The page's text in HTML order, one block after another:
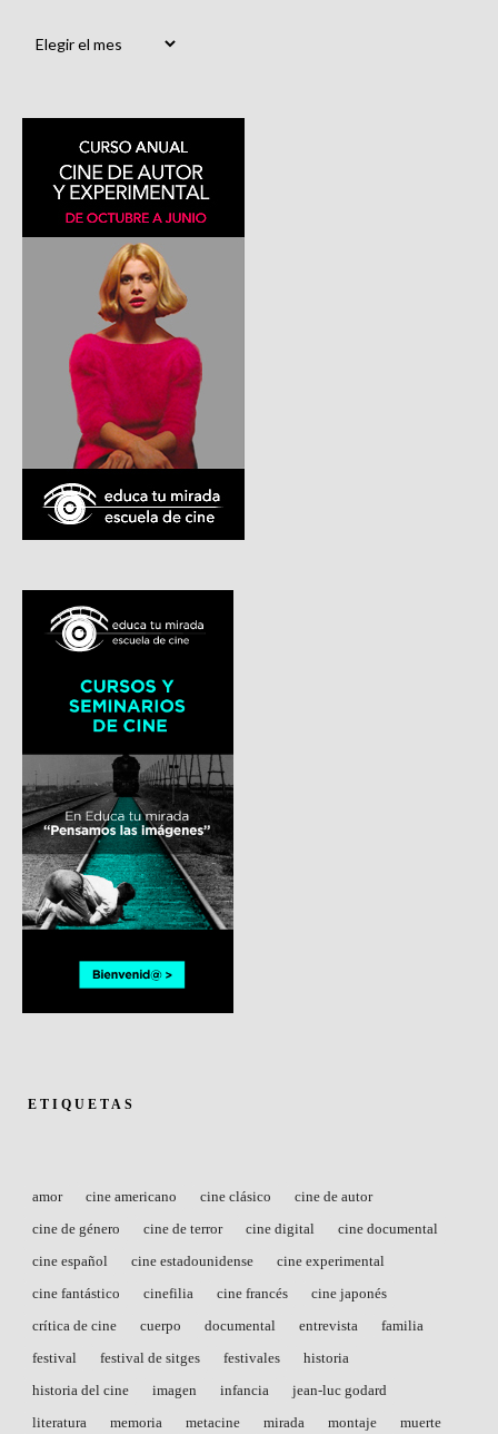
ETIQUETAS
amor cine americano cine clásico
cine de autor
cine de género
cine de terror cine digital
cine documental
cine español
cine estadounidense
cine experimental
cine fantástico
cinefilia cine francés
cine japonés
crítica de cine
cuerpo documental entrevista
familia
festival
festival de sitges festivales
historia
historia del cine
imagen infancia
jean-luc godard
literatura
memoria metacine mirada montaje muerte